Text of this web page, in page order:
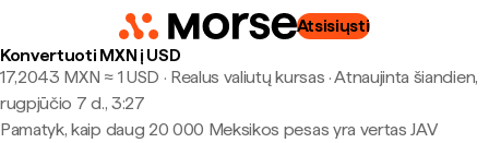
Atsisiųsti
Konvertuoti MXN į USD
17,2043 MXN ≈ 1 USD · Realus valiutų kursas ·Atnaujinta šiandien,
rugpjūčio 7 d., 3:27
Pamatyk, kaip daug 20 000 Meksikos pesas yra vertas JAV